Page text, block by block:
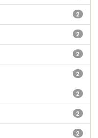
2
2
2
2
2
2
2